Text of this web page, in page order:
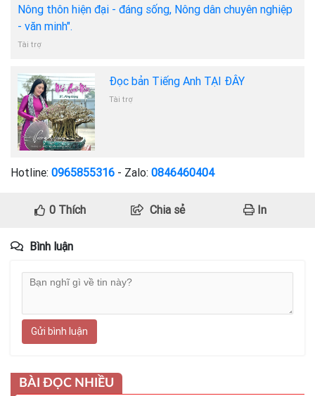
Nông thôn hiện đại - đáng sống, Nông dân chuyên nghiệp
- văn minh".
Tài trợ
Đọc bản Tiếng Anh TẠI ĐÂY
Tài trợ
Hotline: 0965855316 - Zalo: 0846460404
0Thích Chia sẻ In
Bình luận
Gửi bình luận
BÀI ĐỌC NHIỀU